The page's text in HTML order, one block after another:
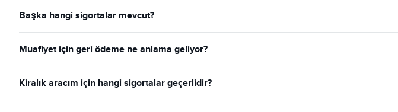
Başka hangi sigortalar mevcut?
Muafiyet için geri ödeme ne anlama geliyor?
Kiralık aracım için hangi sigortalar geçerlidir?